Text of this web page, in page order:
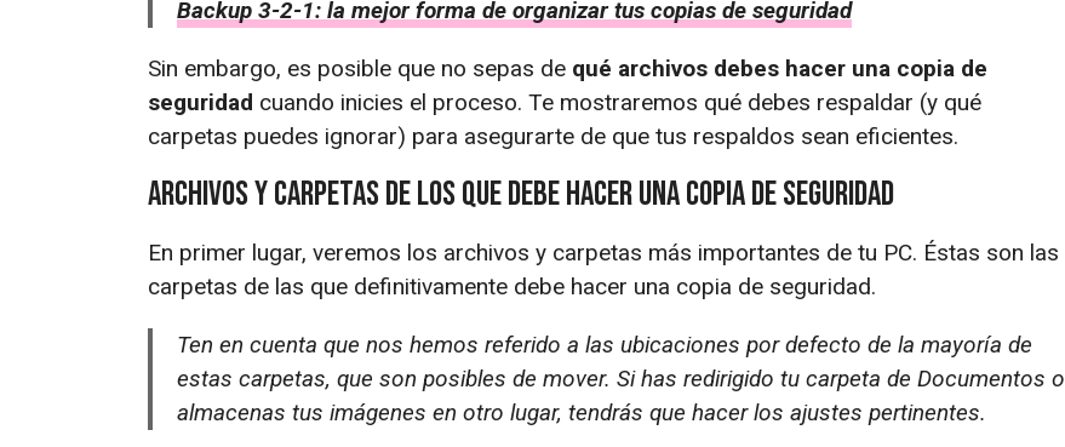
Backup 3-2-1: la mejor forma de organizar tus copias de seguridad
Sin embargo, es posible que no sepas de qué archivos debes hacer una copia de
seguridad cuando inicies el proceso. Te mostraremos qué debes respaldar (y qué
carpetas puedes ignorar) para asegurarte de que tus respaldos sean eficientes.
Archivos y carpetas de los que debe hacer una copia de seguridad
En primer lugar, veremos los archivos y carpetas más importantes de tu PC. Éstas son las
carpetas de las que definitivamente debe hacer una copia de seguridad.
Ten en cuenta que nos hemos referido a las ubicaciones por defecto de la mayoría de
estas carpetas, que son posibles de mover. Si has redirigido tu carpeta de Documentos o
almacenas tus imágenes en otro lugar, tendrás que hacer los ajustes pertinentes.